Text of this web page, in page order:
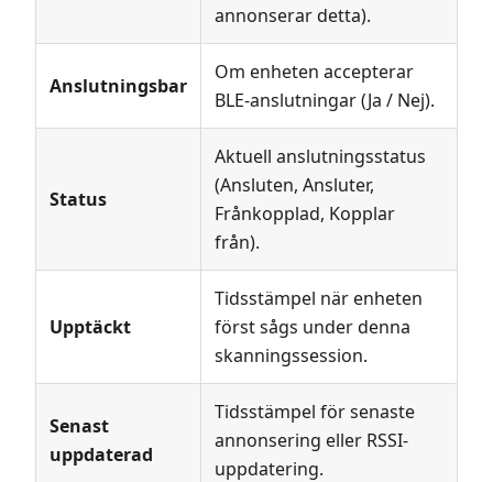
annonserar detta).
Anslutningsbar
Om enheten accepterar
BLE-anslutningar (Ja / Nej).
Status
Aktuell anslutningsstatus
(Ansluten, Ansluter,
Frånkopplad, Kopplar
från).
Upptäckt
Tidsstämpel när enheten
först sågs under denna
skanningssession.
Senast
uppdaterad
Tidsstämpel för senaste
annonsering eller RSSI-
uppdatering.